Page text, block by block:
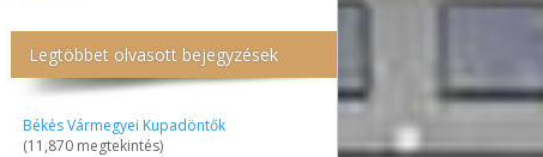
Legtöbbet olvasott bejegyzések
Békés Vármegyei Kupadöntők
(11,870 megtekintés)